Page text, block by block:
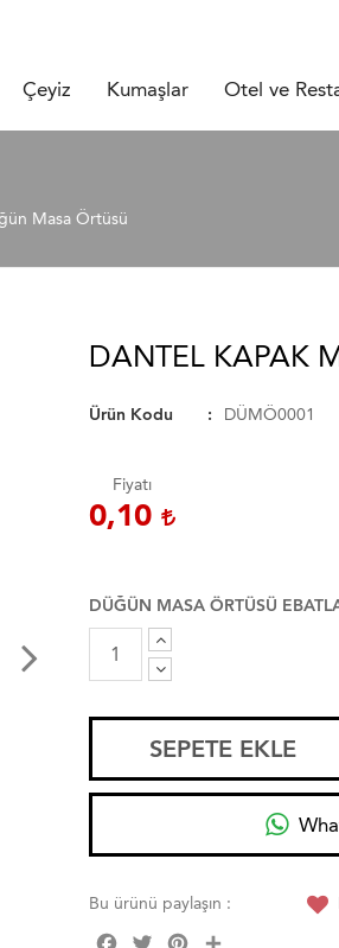
Çeyiz Kumaşlar Otel ve
Masa Örtüsü
DANTEL KAPAK
Ürün Kodu DÜMÖ0001
Fiyatı
0,10
DÜĞÜN MASA ÖRTÜSÜ
SEPETE EKLE
Bu ürünü paylaşın :
FacebookTwitterPinterest